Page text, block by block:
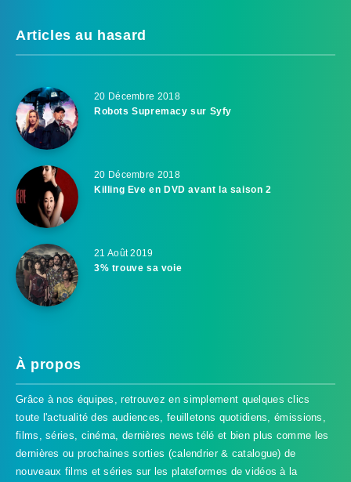
Articles au hasard
20 Décembre 2018
Robots Supremacy sur Syfy
20 Décembre 2018
Killing Eve en DVD avant la saison 2
21 Août 2019
3% trouve sa voie
À propos
Grâce à nos équipes, retrouvez en simplement quelques clics
toute l'actualité des audiences, feuilletons quotidiens, émissions,
films, séries, cinéma, dernières news télé et bien plus comme les
dernières ou prochaines sorties (calendrier & catalogue) de
nouveaux films et séries sur les plateformes de vidéos à la